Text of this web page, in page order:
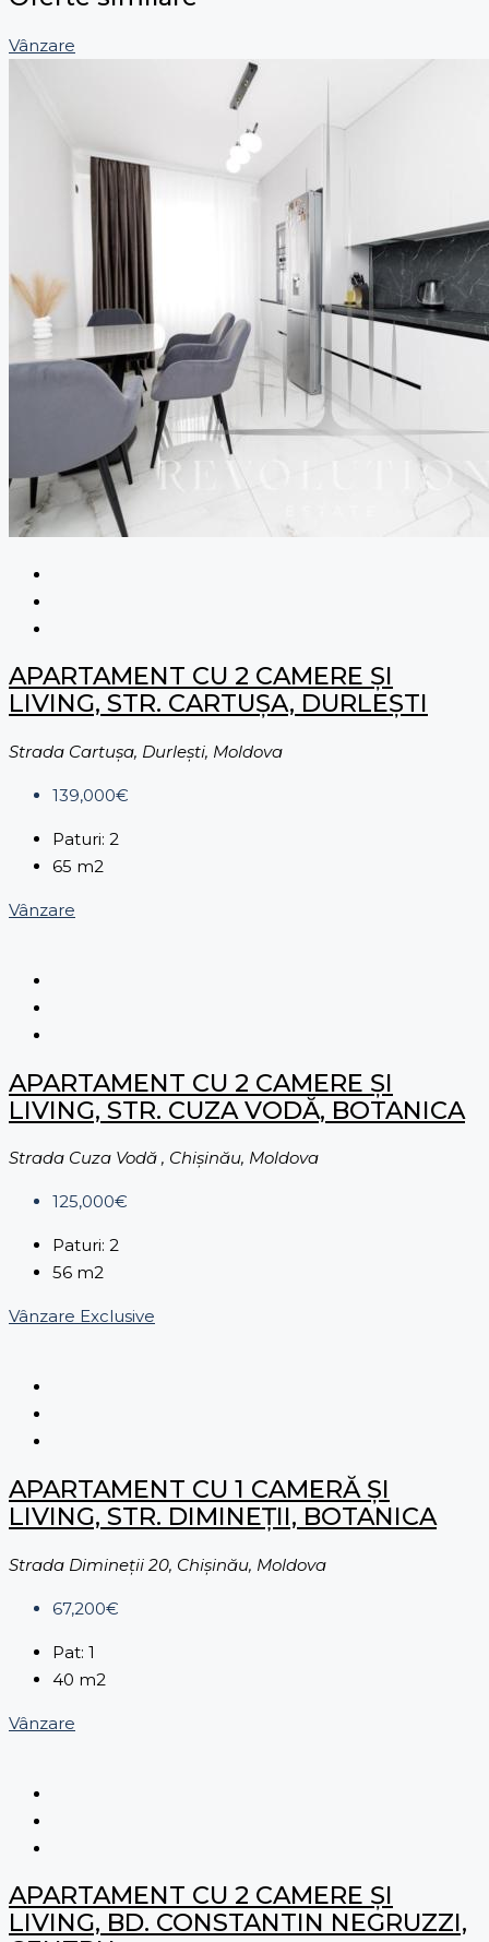
Vânzare
APARTAMENT CU 2 CAMERE ȘI
LIVING, STR. CARTUȘA, DURLEȘTI
Strada Cartuşa, Durleşti, Moldova
139,000€
Paturi: 2
65 m2
Vânzare
APARTAMENT CU 2 CAMERE ȘI
LIVING, STR. CUZA VODĂ, BOTANICA
Strada Cuza Vodă , Chișinău, Moldova
125,000€
Paturi: 2
56 m2
Vânzare Exclusive
APARTAMENT CU 1 CAMERĂ ȘI
LIVING, STR. DIMINEȚII, BOTANICA
Strada Dimineții 20, Chișinău, Moldova
67,200€
Pat: 1
40 m2
Vânzare
APARTAMENT CU 2 CAMERE ȘI
LIVING, BD. CONSTANTIN NEGRUZZI,